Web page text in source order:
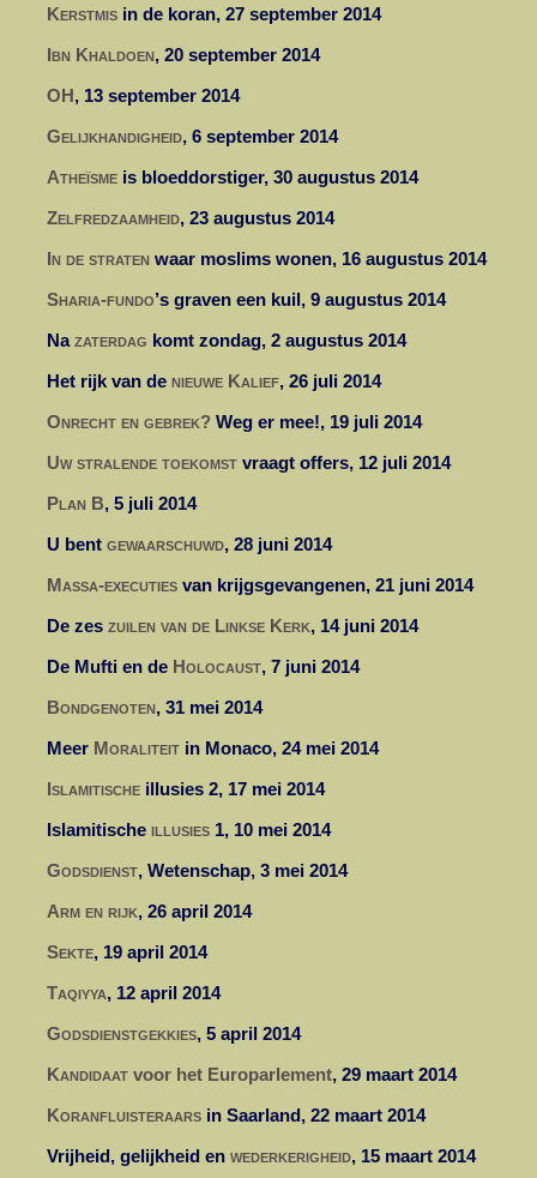
Kerstmis in de koran, 27 september 2014
Ibn Khaldoen, 20 september 2014
OH, 13 september 2014
Gelijkhandigheid, 6 september 2014
Atheïsme is bloeddorstiger, 30 augustus 2014
Zelfredzaamheid, 23 augustus 2014
In de straten waar moslims wonen, 16 augustus 2014
Sharia-fundo’s graven een kuil, 9 augustus 2014
Nazaterdag komt zondag, 2 augustus 2014
Het rijk van de nieuwe Kalief, 26 juli 2014
Onrecht en gebrek? Weg er mee!, 19 juli 2014
Uw stralende toekomst vraagt offers, 12 juli 2014
Plan B, 5 juli 2014
U bent gewaarschuwd, 28 juni 2014
Massa-executies van krijgsgevangenen, 21 juni 2014
De zes zuilen van de Linkse Kerk, 14 juni 2014
De Mufti en de Holocaust, 7 juni 2014
Bondgenoten, 31 mei 2014
Meer Moraliteit in Monaco, 24 mei 2014
Islamitische illusies 2, 17 mei 2014
Islamitische illusies 1, 10 mei 2014
Godsdienst, Wetenschap, 3 mei 2014
Arm en rijk, 26 april 2014
Sekte, 19 april 2014
Taqiyya, 12 april 2014
Godsdienstgekkies, 5 april 2014
Kandidaat voor het Europarlement, 29 maart 2014
Koranfluisteraars in Saarland, 22 maart 2014
Vrijheid, gelijkheid en wederkerigheid, 15 maart 2014